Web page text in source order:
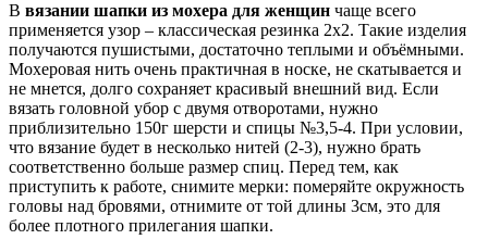
В вязании шапки из мохера для женщин чаще всего
применяется узор – классическая резинка 2х2. Такие изделия
получаются пушистыми, достаточно теплыми и объёмными.
Мохеровая нить очень практичная в носке, не скатывается и
не мнется, долго сохраняет красивый внешний вид. Если
вязать головной убор с двумя отворотами, нужно
приблизительно 150г шерсти и спицы №3,5-4. При условии,
что вязание будет в несколько нитей (2-3), нужно брать
соответственно больше размер спиц. Перед тем, как
приступить к работе, снимите мерки: померяйте окружность
головы над бровями, отнимите от той длины 3см, это для
более плотного прилегания шапки.